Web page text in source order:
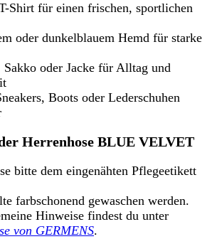
Shirt für einen frischen, sportlichen
oder dunkelblauem Hemd für starke
oder Jacke für Alltag und
Boots oder Lederschuhen
Herrenhose BLUE VELVET
bitte dem eingenähten Pflegeetikett
farbschonend gewaschen werden.
Hinweise findest du unter
von GERMENS.